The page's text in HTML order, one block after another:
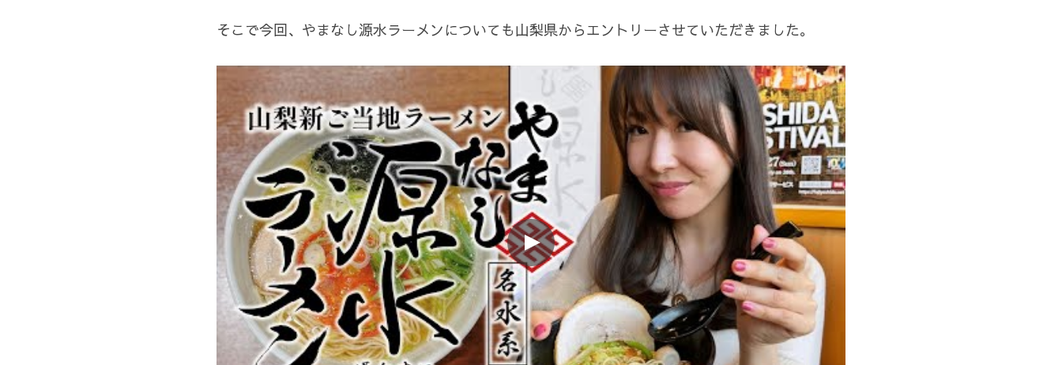
そこで今回、やまなし源水ラーメンについても山梨県からエントリーさせていただきました。